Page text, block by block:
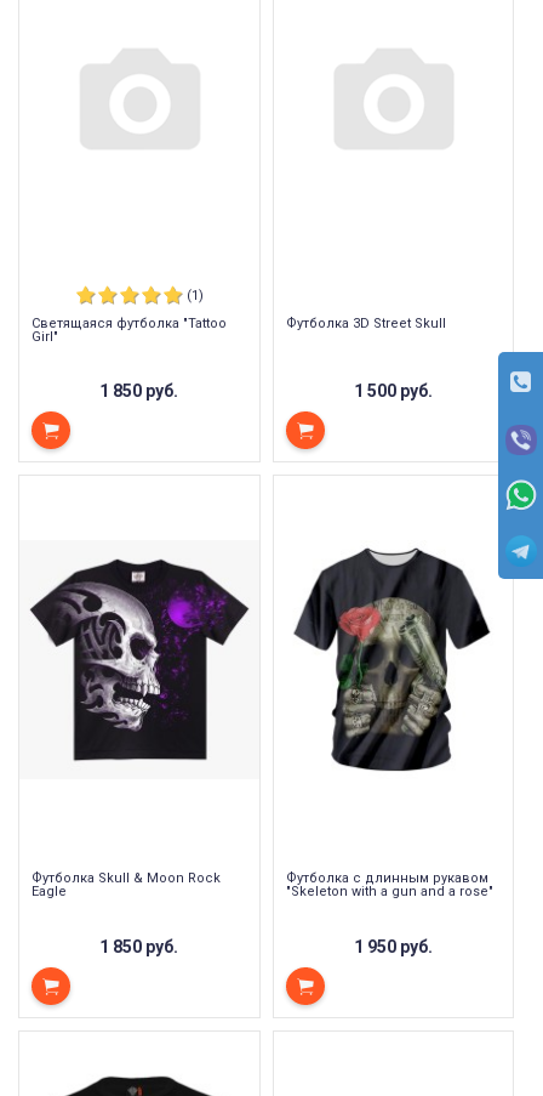
(1)
Светящаяся футболка "Tattoo
Girl"
1 850 руб.
Футболка 3D Street Skull
1 500 руб.
Футболка Skull & Moon Rock
Eagle
1 850 руб.
Футболка с длинным рукавом
"Skeleton with a gun and a rose"
1 950 руб.